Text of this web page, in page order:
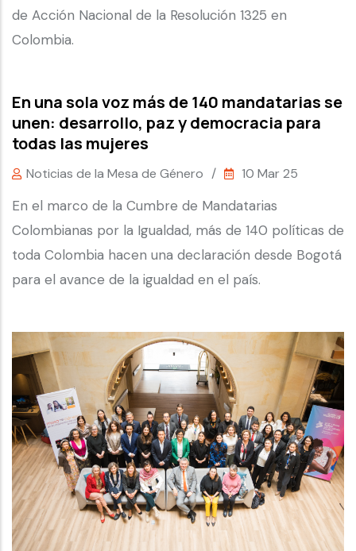
de Acción Nacional de la Resolución 1325 en
Colombia.
En una sola voz más de 140 mandatarias se
unen: desarrollo, paz y democracia para
todas las mujeres
Noticias de la Mesa de Género / 10 Mar 25
En el marco de la Cumbre de Mandatarias
Colombianas por la Igualdad, más de 140 políticas de
toda Colombia hacen una declaración desde Bogotá
para el avance de la igualdad en el país.